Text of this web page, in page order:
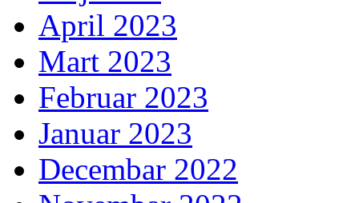
April 2023
Mart 2023
Februar 2023
Januar 2023
Decembar 2022